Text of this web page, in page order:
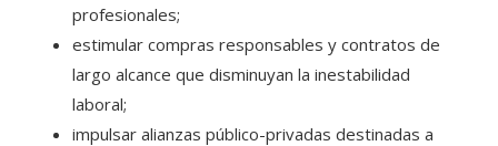
profesionales;
estimular compras responsables y contratos de
largo alcance que disminuyan la inestabilidad
laboral;
impulsar alianzas público-privadas destinadas a